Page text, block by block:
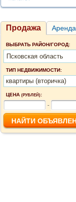
Продажа Аренда
ВЫБРАТЬ РАЙОН/ГОРОД:
Псковская область
ТИП НЕДВИЖИМОСТИ:
квартиры (вторичка)
ЦЕНА (РУБЛЕЙ):
-